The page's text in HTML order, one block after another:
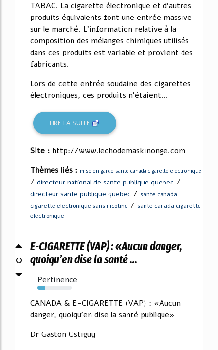
TABAC. La cigarette électronique et d'autres
produits équivalents font une entrée massive
sur le marché. L'information relative à la
composition des mélanges chimiques utilisés
dans ces produits est variable et provient des
fabricants.
Lors de cette entrée soudaine des cigarettes
électroniques, ces produits n'étaient...
LIRE LA SUITE
Site : http://www.lechodemaskinonge.com
Thèmes liés : mise en garde sante canada cigarette electronique
/ directeur national de sante publique quebec /
directeur sante publique quebec / sante canada
cigarette electronique sans nicotine / sante canada cigarette
electronique
0
E-CIGARETTE (VAP) : «Aucun danger,
quoiqu’en dise la santé ...
Pertinence
21%
CANADA & E-CIGARETTE (VAP) : «Aucun
danger, quoiqu'en dise la santé publique»
Dr Gaston Ostiguy